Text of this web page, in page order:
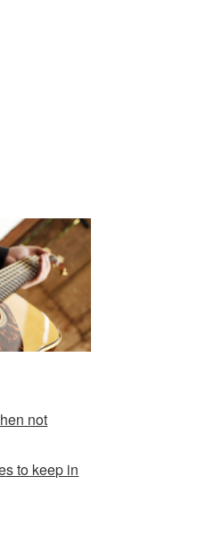
not
to keep in